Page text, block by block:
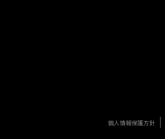
個人情報保護方針